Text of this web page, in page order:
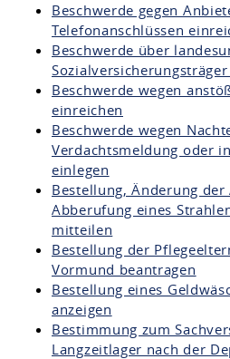
Beschwerde gegen
Telefonanschlüssen
Beschwerde über
Beschwerde wegen
einreichen
Beschwerde wegen
Verdachtsmeldung oder
einlegen
Bestellung, Änderung
Abberufung eines
mitteilen
Bestellung der
Vormund beantragen
Bestellung eines
anzeigen
Bestimmung zum
Langzeitlager nach der